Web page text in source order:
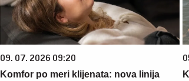
09. 07. 2026 09:20
Komfor po meri klijenata: nova linija